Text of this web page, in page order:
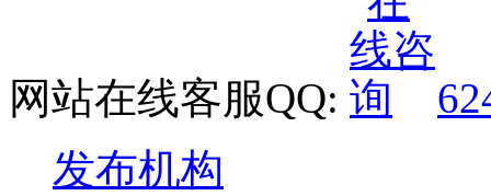
网站在线客服QQ:
发布机构